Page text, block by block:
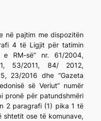
në pajtim me dispozitën
4 të Ligjit për tatimin
RM-së” nr. 61/2004,
53/2011, 84/ 2012,
23/2016 dhe “Gazeta
së Veriut” numër
pronë për patundshmëri
2 paragrafi (1) pika 1 të
shtetit ose të komunave,